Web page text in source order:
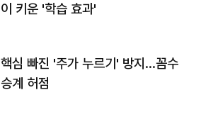
이 키운 '학습 효과'
핵심 빠진 '주가 누르기' 방지…꼼수
승계 허점